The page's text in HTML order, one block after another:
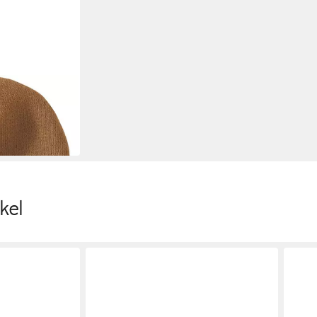
Patch Beanie